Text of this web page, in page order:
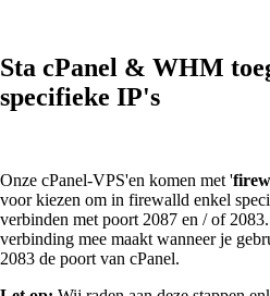
Sta cPanel & WHM
specifieke IP's
Onze cPanel-VPS'en komen met '
voor kiezen om in firewalld enkel
verbinden met poort 2087 en / of
verbinding mee maakt wanneer je
2083 de poort van cPanel.